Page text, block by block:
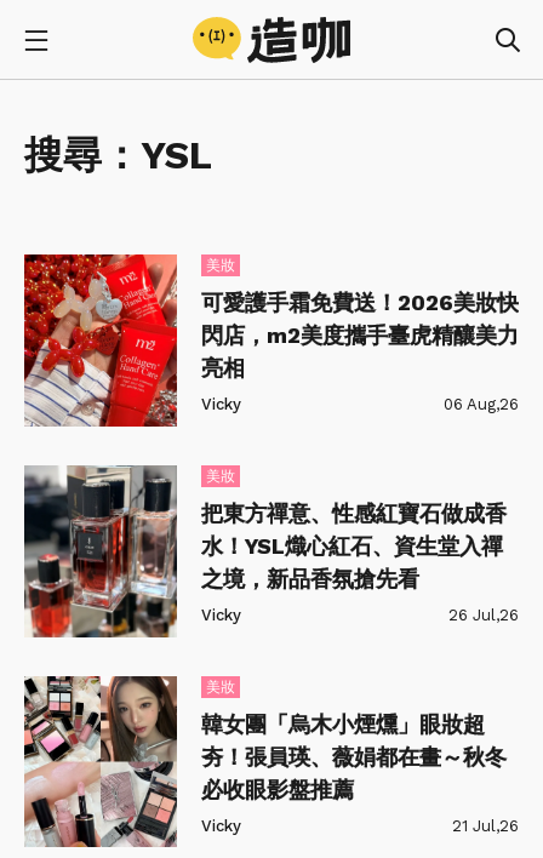
搜尋： YSL
美妝
可愛護手霜免費送！2026美妝快
閃店，m2美度攜手臺虎精釀美力
亮相
Vicky 06 Aug,26
美妝
把東方禪意、性感紅寶石做成香
水！YSL熾心紅石、資生堂入禪
之境，新品香氛搶先看
Vicky 26 Jul,26
美妝
韓女團「烏木小煙燻」眼妝超
夯！張員瑛、薇娟都在畫～秋冬
必收眼影盤推薦
Vicky 21 Jul,26